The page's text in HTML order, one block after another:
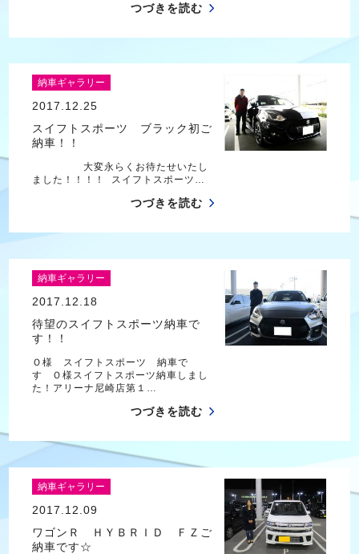
つづきを読む
納車ギャラリー
2017.12.25
スイフトスポーツ ブラック初ご
納車！！
大変永らくお待たせいたし
ました！！！！ スイフトスポーツ…
つづきを読む
納車ギャラリー
2017.12.18
待望のスイフトスポーツ納車で
す！！
Ｏ様 スイフトスポーツ 納車で
す Ｏ様スイフトスポーツ納車しまし
た！アリーナ尼崎店第１…
つづきを読む
納車ギャラリー
2017.12.09
ワゴンＲ ＨＹＢＲＩＤ ＦＺご
納車です☆